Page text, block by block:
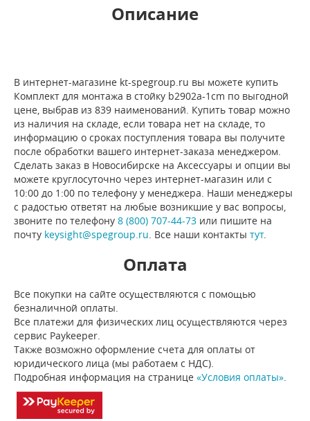
Описание
В интернет-магазине kt-spegroup.ru вы можете купить
Комплект для монтажа в стойку b2902a-1cm по выгодной
цене, выбрав из 839 наименований. Купить товар можно
из наличия на складе, если товара нет на складе, то
информацию о сроках поступления товара вы получите
после обработки вашего интернет-заказа менеджером.
Сделать заказ в Новосибирске на Аксессуары и опции вы
можете круглосуточно через интернет-магазин или с
10:00 до 1:00 по телефону у менеджера. Наши менеджеры
с радостью ответят на любые возникшие у вас вопросы,
звоните по телефону 8 (800) 707-44-73 или пишите на
почту keysight@spegroup.ru . Все наши контакты тут.
Оплата
Все покупки на сайте осуществляются с помощью
безналичной оплаты.
Все платежи для физических лиц осуществляются через
сервис Paykeeper.
Также возможно оформление счета для оплаты от
юридического лица (мы работаем с НДС).
Подробная информация на странице «Условия оплаты»